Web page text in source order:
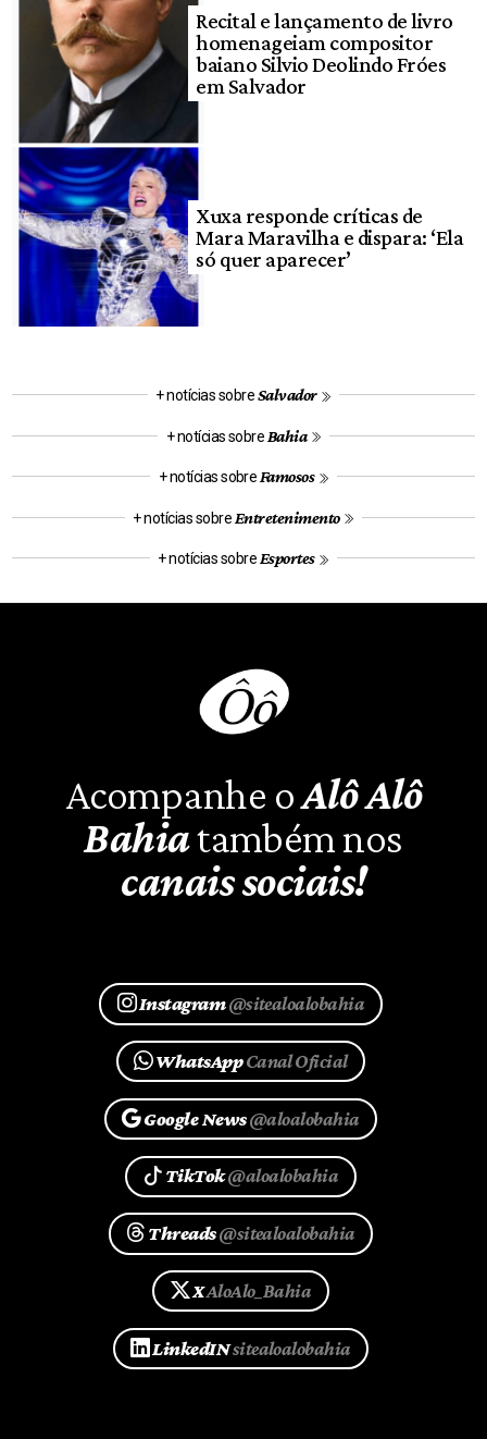
Recital e lançamento de livro
homenageiam compositor
baiano Silvio Deolindo Fróes
em Salvador
Xuxa responde críticas de
Mara Maravilha e dispara: ‘Ela
só quer aparecer’
+ notícias sobreSalvador
+ notícias sobre Bahia
+ notícias sobre Famosos
+ notícias sobre Entretenimento
+ notícias sobre Esportes
Acompanhe oAlô Alô
Bahiatambém nos
canais sociais!
Instagram@sitealoalobahia
WhatsAppCanal Oficial
Google News@aloalobahia
TikTok@aloalobahia
Threads@sitealoalobahia
XAloAlo_Bahia
LinkedINsitealoalobahia